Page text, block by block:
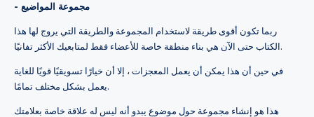
- مجموعة المواضيع
ربما تكون أقوى طريقة لاستخدام المجموعة والطريقة التي يروج لها هذا
الكتاب حتى الآن هي بناء منطقة خاصة للأعضاء فقط لمتابعيك الأكثر تفانيًا.
في حين أن هذا يمكن أن يعمل المعجزات ، إلا أن خيارًا تسويقيًا قويًا للغاية
يعمل بشكل مختلف تمامًا.
هذا هو إنشاء مجموعة حول موضوع يبدو أنه ليس له علاقة خاصة بعلامتك